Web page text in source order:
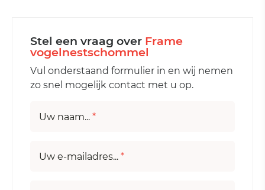
Stel een vraag over Frame
vogelnestschommel
Vul onderstaand formulier in en wij nemen
zo snel mogelijk contact met u op.
Uw naam... *
Uw e-mailadres... *